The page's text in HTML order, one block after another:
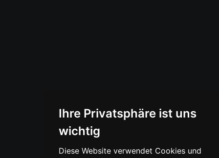
Ihre Privatsphäre ist uns
wichtig
Diese Website verwendet Cookies und